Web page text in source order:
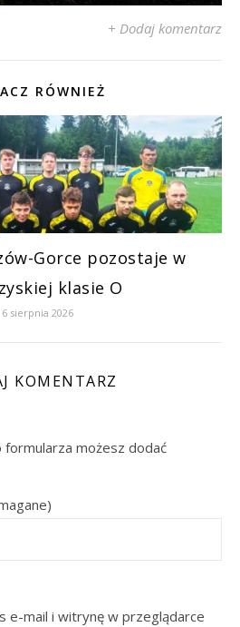
+ Dodaj komentarz
RÓWNIEŻ
Gorce pozostaje w
klasie O
6 sierpnia 2026
KOMENTARZ
możesz dodać
e-mail i witrynę w przeglądarce